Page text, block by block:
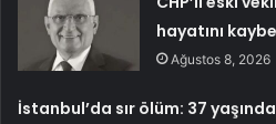
hayatını
Ağustos 8, 2026
İstanbul’da sır ölüm: 37